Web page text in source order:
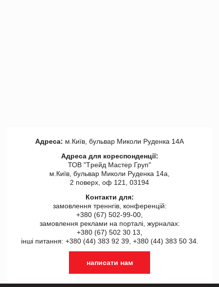
Адреса: м.Київ, бульвар Миколи Руденка 14А
Адреса для кореспонденції:
ТОВ "Tрейд Мастер Груп"
м.Київ, бульвар Миколи Руденка 14а,
2 поверх, оф 121, 03194
Контакти для:
замовлення треннгів, конференцій:
+380 (67) 502-99-00,
замовлення реклами на порталі, журналах:
+380 (67) 502 30 13,
інші питання: +380 (44) 383 92 39, +380 (44) 383 50 34.
написати нам